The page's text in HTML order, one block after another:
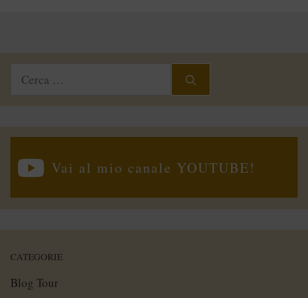
Ricerca
Vai al mio canale YOUTUBE!
CATEGORIE
Blog Tour